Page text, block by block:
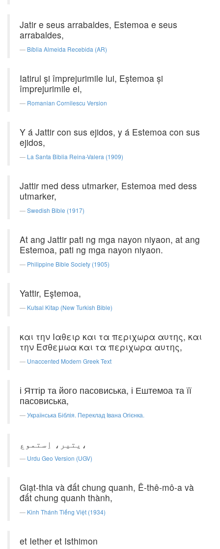
Jatir e seus arrabaldes, Estemoa e seus
arrabaldes,
Bíblia Almeida Recebida (AR)
Iatirul şi împrejurimile lui, Eştemoa şi
împrejurimile ei,
Romanian Cornilescu Version
Y á Jattir con sus ejidos, y á Estemoa con sus
ejidos,
La Santa Biblia Reina-Valera (1909)
Jattir med dess utmarker, Estemoa med dess
utmarker,
Swedish Bible (1917)
At ang Jattir pati ng mga nayon niyaon, at ang
Estemoa, pati ng mga nayon niyaon.
Philippine Bible Society (1905)
Yattir, Eştemoa,
Kutsal Kitap (New Turkish Bible)
και την Ιαθειρ και τα περιχωρα αυτης, και
την Εσθεμωα και τα περιχωρα αυτης,
Unaccented Modern Greek Text
і Яттір та його пасовиська, і Ештемоа та її
пасовиська,
Українська Біблія. Переклад Івана Огієнка.
یتیر، اِستموع،
Urdu Geo Version (UGV)
Giạt-thia và đất chung quanh, Ê-thê-mô-a và
đất chung quanh thành,
Kinh Thánh Tiếng Việt (1934)
et Iether et Isthimon